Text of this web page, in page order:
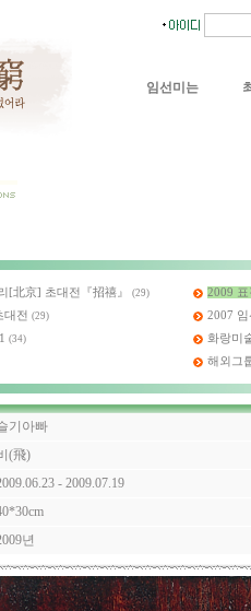
임선미는
[北京] 초대전『招禧』 (29)
2009
대전 (29)
2007
(34)
화랑미
해외그
기아빠
(飛)
- 2009.07.19
년